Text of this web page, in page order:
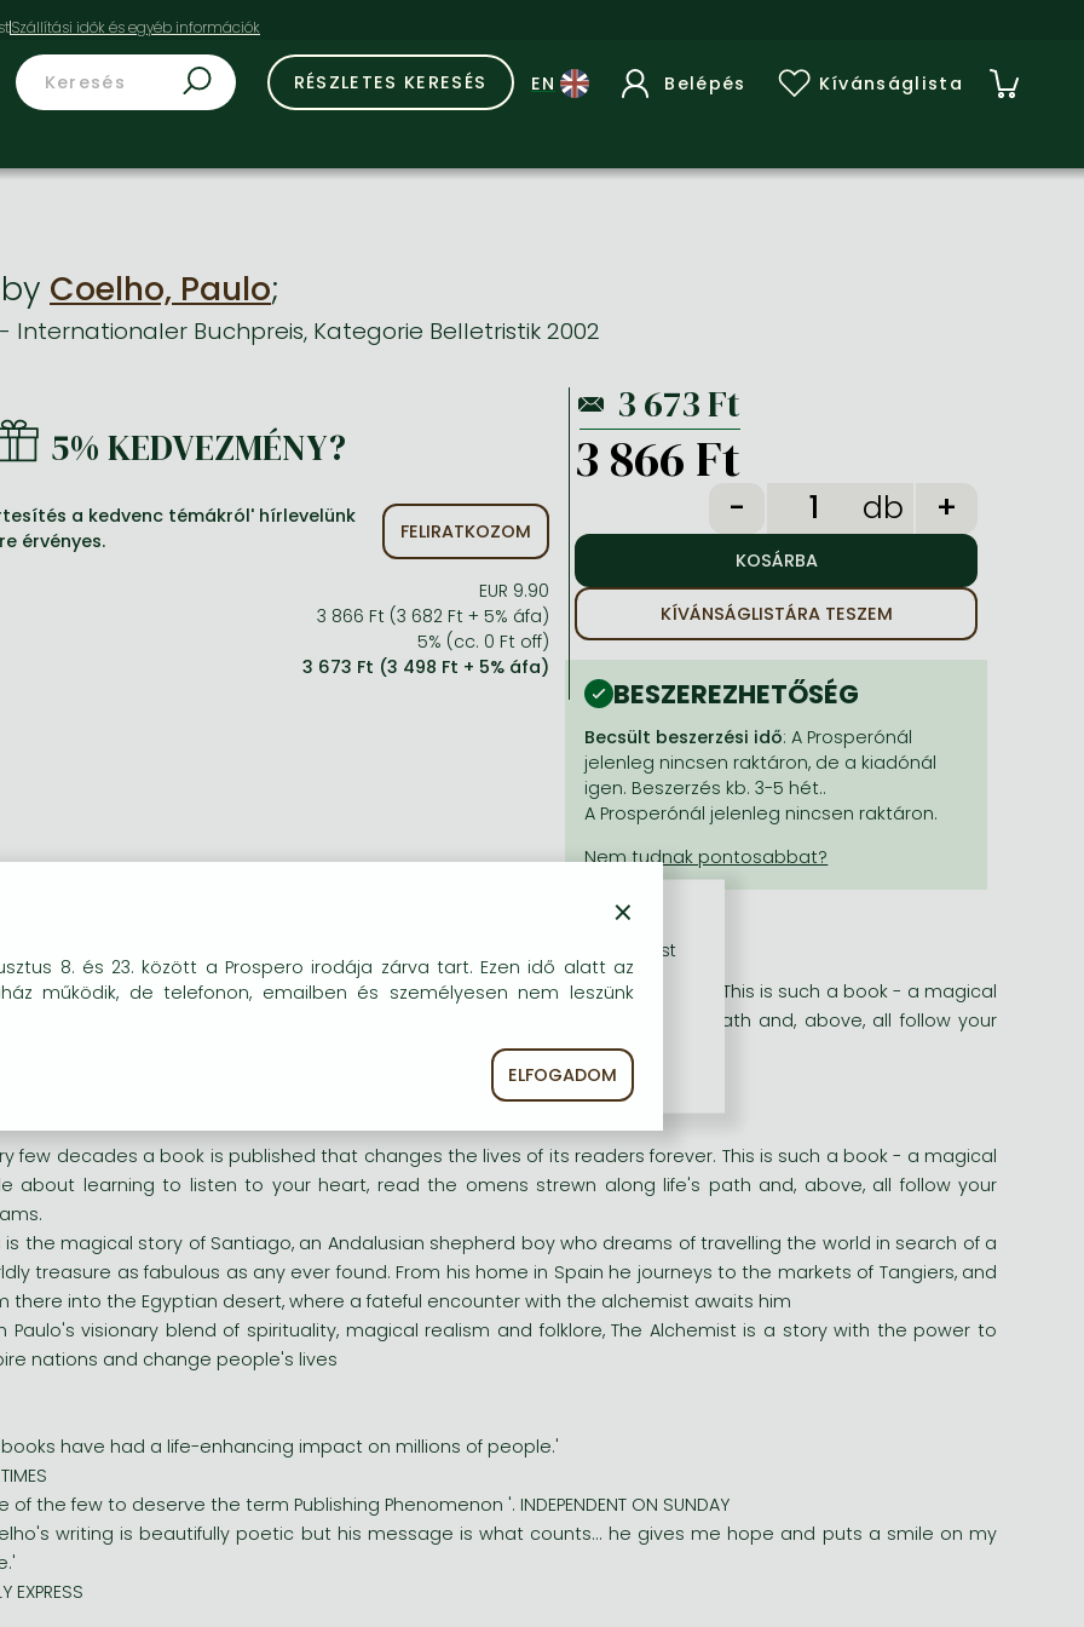
RÉSZLETES KERESÉS Belépés Kívánságlista
by Coelho, Paulo;
Internationaler Buchpreis, Kategorie Belletristik 2002
5% KEDVEZMÉNY?
a kedvenc témákról' hírlevelünk
érvényes.
FELIRATKOZOM
EUR 9.90
3 866 Ft (3 682 Ft + 5% áfa)
5% (cc. 0 Ft off)
3 673 Ft (3 498 Ft + 5% áfa)
3 866 Ft
db
KÍVÁNSÁGLISTÁRA TESZEM
BESZEREZHETŐSÉG
Becsült beszerzési idő: A Prosperónál
jelenleg nincsen raktáron, de a kiadónál
igen. Beszerzés kb. 3-5 hét..
A Prosperónál jelenleg nincsen raktáron.
few decades a book is published that changes the lives of its readers forever. This is such a book - a magical
about learning to listen to your heart, read the omens strewn along life's path and, above, all follow your
few decades a book is published that changes the lives of its readers forever. This is such a book - a magical
about learning to listen to your heart, read the omens strewn along life's path and, above, all follow your
is the magical story of Santiago, an Andalusian shepherd boy who dreams of travelling the world in search of a
treasure as fabulous as any ever found. From his home in Spain he journeys to the markets of Tangiers, and
there into the Egyptian desert, where a fateful encounter with the alchemist awaits him
Paulo's visionary blend of spirituality, magical realism and folklore, The Alchemist is a story with the power to
nations and change people's lives
books have had a life-enhancing impact on millions of people.'
of the few to deserve the term Publishing Phenomenon '. INDEPENDENT ON SUNDAY
writing is beautifully poetic but his message is what counts... he gives me hope and puts a smile on my
EXPRESS
×
8. és 23. között a Prospero irodája zárva tart. Ezen idő alatt az
működik, de telefonon, emailben és személyesen nem leszünk
ELFOGADOM
kat (sütiket) használunk, melyek célja, hogy teljesebb körű szolgáltatást
részére.